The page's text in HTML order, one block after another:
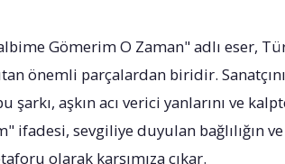
Gömerim O Zaman" adlı eser,
önemli parçalardan biridir.
aşkın acı verici yanlarını ve
sevgiliye duyulan bağlılığın
olarak karşımıza çıkar.